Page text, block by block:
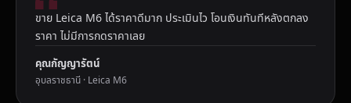
ขาย Leica M6 ได้ราคาดีมาก ประเมินไว โอนเงินทันทีหลังตกลง
ราคา ไม่มีการกดราคาเลย
คุณกัญญารัตน์
อุบลราชธานี · Leica M6